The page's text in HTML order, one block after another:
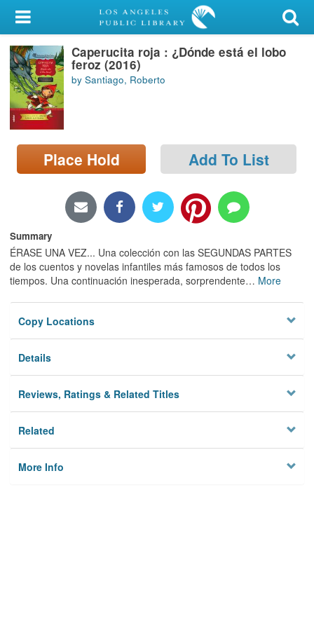
My Account
Library Card
Sign In
Search
Locations/Hours (external
page)
Caperucita roja : ¿Dónde está el lobo
feroz (2016)
by Santiago, Roberto
Place Hold Add To List
Summary
ÉRASE UNA VEZ... Una colección con las SEGUNDAS PARTES
de los cuentos y novelas infantiles más famosos de todos los
tiempos. Una continuación inesperada, sorprendente… More
Copy Locations
Details
Reviews, Ratings & Related Titles
Related
More Info